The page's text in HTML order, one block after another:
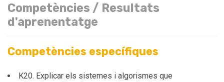
Competències / Resultats
d'aprenentatge
Competències específiques
K20. Explicar els sistemes i algorismes que